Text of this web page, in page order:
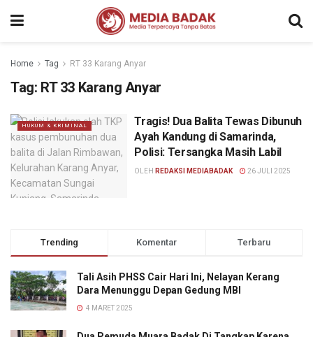
Home Tag RT 33 Karang Anyar
Tag: RT 33 Karang Anyar
HUKUM & KRIMINAL
Tragis! Dua Balita Tewas Dibunuh
Ayah Kandung di Samarinda,
Polisi: Tersangka Masih Labil
OLEH REDAKSI MEDIABADAK 26 JULI 2025
Trending Komentar Terbaru
Tali Asih PHSS Cair Hari Ini, Nelayan Kerang
Dara Menunggu Depan Gedung MBI
4 MARET 2025